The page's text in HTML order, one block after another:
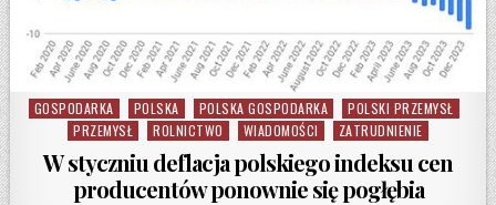
Posted in
GOSPODARKA POLSKA POLSKA GOSPODARKA
POLSKI PRZEMYSŁ
PRZEMYSŁ
ROLNICTWO WIADOMOŚCI ZATRUDNIENIE
W styczniu deflacja polskiego indeksu cen
producentów ponownie się pogłębia